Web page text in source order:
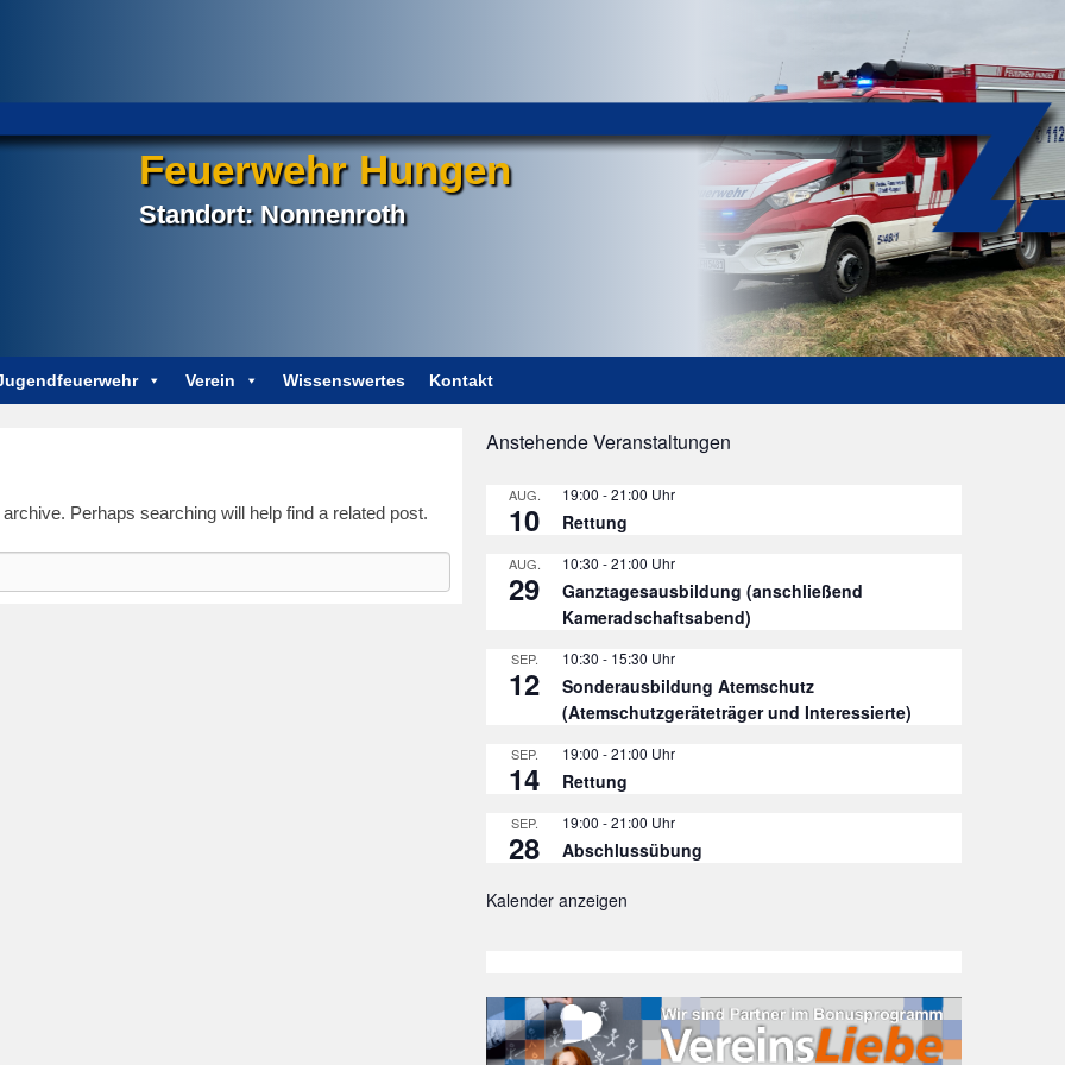
Feuerwehr Hungen
Standort: Nonnenroth
Verein Wissenswertes Kontakt
Perhaps searching will help find a related post.
Anstehende Veranstaltungen
AUG.
10
19:00 -21:00
Rettung
AUG.
29
10:30 -21:00
Ganztagesausbildung (anschließend
Kameradschaftsabend)
SEP.
12
10:30 - 15:30
Sonderausbildung Atemschutz
(Atemschutzgeräteträger und Interessierte)
SEP.
14
19:00 -21:00
Rettung
SEP.
28
19:00 -21:00
Abschlussübung
Kalender anzeigen